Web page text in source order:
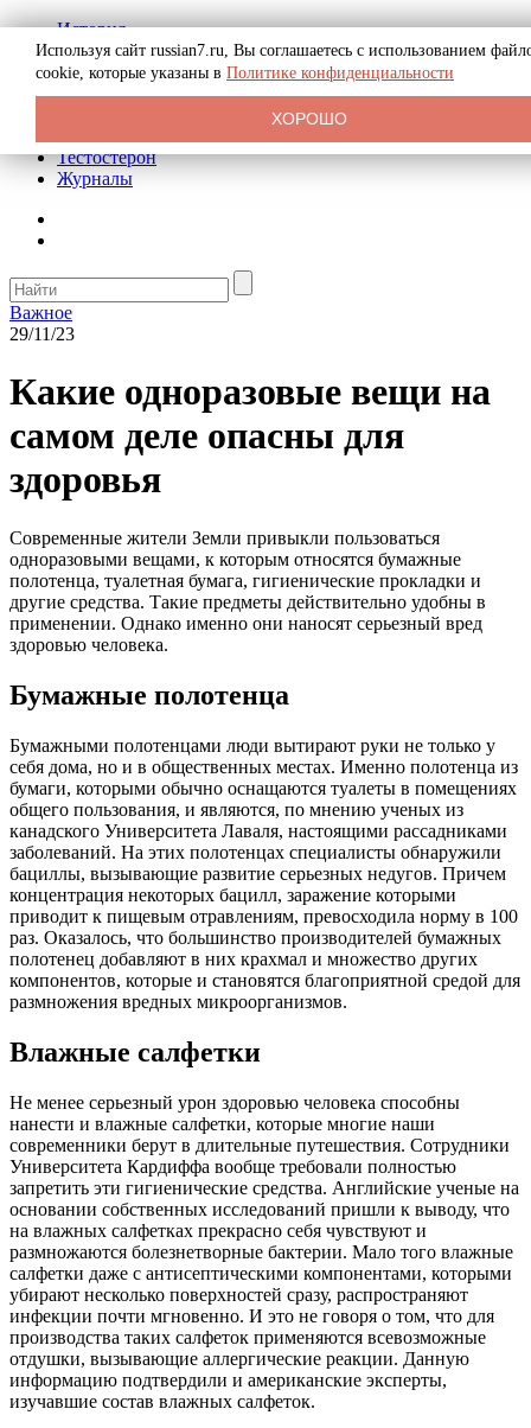
История
Биография
Криминал
Реклама на сайте
Тестостерон
Журналы
Важное
29/11/23
Какие одноразовые вещи на
самом деле опасны для
здоровья
Современные жители Земли привыкли пользоваться
одноразовыми вещами, к которым относятся бумажные
полотенца, туалетная бумага, гигиенические прокладки и
другие средства. Такие предметы действительно удобны в
применении. Однако именно они наносят серьезный вред
здоровью человека.
Бумажные полотенца
Бумажными полотенцами люди вытирают руки не только у
себя дома, но и в общественных местах. Именно полотенца из
бумаги, которыми обычно оснащаются туалеты в помещениях
общего пользования, и являются, по мнению ученых из
канадского Университета Лаваля, настоящими рассадниками
заболеваний. На этих полотенцах специалисты обнаружили
бациллы, вызывающие развитие серьезных недугов. Причем
концентрация некоторых бацилл, заражение которыми
приводит к пищевым отравлениям, превосходила норму в 100
раз. Оказалось, что большинство производителей бумажных
полотенец добавляют в них крахмал и множество других
компонентов, которые и становятся благоприятной средой для
размножения вредных микроорганизмов.
Влажные салфетки
Не менее серьезный урон здоровью человека способны
нанести и влажные салфетки, которые многие наши
современники берут в длительные путешествия. Сотрудники
Университета Кардиффа вообще требовали полностью
запретить эти гигиенические средства. Английские ученые на
основании собственных исследований пришли к выводу, что
на влажных салфетках прекрасно себя чувствуют и
размножаются болезнетворные бактерии. Мало того влажные
салфетки даже с антисептическими компонентами, которыми
убирают несколько поверхностей сразу, распространяют
инфекции почти мгновенно. И это не говоря о том, что для
производства таких салфеток применяются всевозможные
отдушки, вызывающие аллергические реакции. Данную
информацию подтвердили и американские эксперты,
изучавшие состав влажных салфеток.
Используя сайт russian7.ru, Вы соглашаетесь с использованием
cookie, которые указаны в Политике конфиденциальности
ХОРОШО